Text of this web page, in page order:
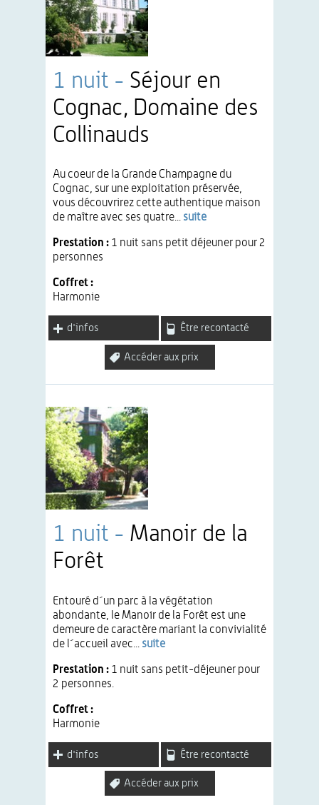
1 nuit - Séjour en
Cognac, Domaine des
Collinauds
Au coeur de la Grande Champagne du
Cognac, sur une exploitation préservée,
vous découvrirez cette authentique maison
de maître avec ses quatre... suite
Prestation : 1 nuit sans petit déjeuner pour 2
personnes
Coffret :
Harmonie
d'infos Être recontacté
Accéder aux prix
1 nuit - Manoir de la
Forêt
Entouré d´un parc à la végétation
abondante, le Manoir de la Forêt est une
demeure de caractère mariant la convivialité
de l´accueil avec... suite
Prestation : 1 nuit sans petit-déjeuner pour
2 personnes.
Coffret :
Harmonie
d'infos Être recontacté
Accéder aux prix